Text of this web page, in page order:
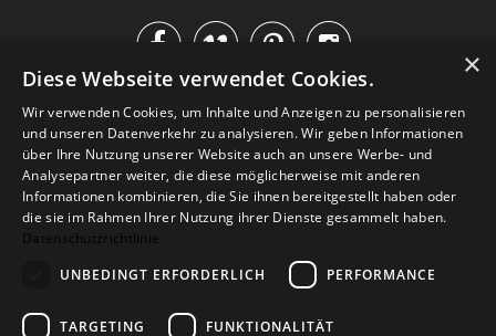

IM KATALOG BLÄTTERN
Versand Zahlarten Retoure
×
Diese Webseite verwendet Cookies.
Wir verwenden Cookies, um Inhalte und Anzeigen zu personalisieren
und unseren Datenverkehr zu analysieren. Wir geben Informationen
über Ihre Nutzung unserer Website auch an unsere Werbe- und
Analysepartner weiter, die diese möglicherweise mit anderen
Informationen kombinieren, die Sie ihnen bereitgestellt haben oder
die sie im Rahmen Ihrer Nutzung ihrer Dienste gesammelt haben.
Datenschutzrichtlinie
UNBEDINGT ERFORDERLICH
PERFORMANCE
TARGETING FUNKTIONALITÄT